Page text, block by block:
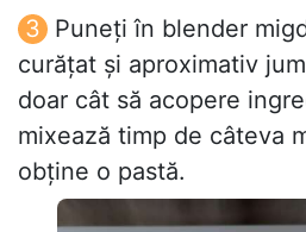
Puneți în blender
curățat și aproximativ
doar cât să acopere
mixează timp de câteva
obține o pastă.